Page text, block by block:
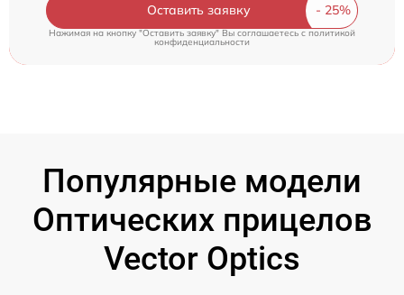
Оставить заявку
Нажимая на кнопку "Оставить заявку" Вы соглашаетесь c политикой
конфиденциальности
Популярные модели
Оптических прицелов
Vector Optics